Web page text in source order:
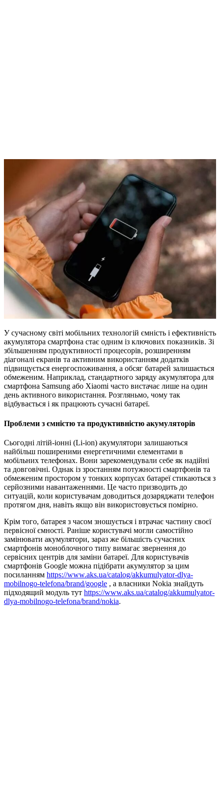
У сучасному світі мобільних технологій ємність і ефективність
акумулятора смартфона стає одним із ключових показників. Зі
збільшенням продуктивності процесорів, розширенням
діагоналі екранів та активним використанням додатків
підвищується енергоспоживання, а обсяг батарей залишається
обмеженим. Наприклад, стандартного заряду акумулятора для
смартфона Samsung або Xiaomi часто вистачає лише на один
день активного використання. Розгляньмо, чому так
відбувається і як працюють сучасні батареї.
Проблеми з ємністю та продуктивністю акумуляторів
Сьогодні літій-іонні (Li-ion) акумулятори залишаються
найбільш поширеними енергетичними елементами в
мобільних телефонах. Вони зарекомендували себе як надійні
та довговічні. Однак із зростанням потужності смартфонів та
обмеженим простором у тонких корпусах батареї стикаються з
серйозними навантаженнями. Це часто призводить до
ситуацій, коли користувачам доводиться дозаряджати телефон
протягом дня, навіть якщо він використовується помірно.
Крім того, батарея з часом зношується і втрачає частину своєї
первісної ємності. Раніше користувачі могли самостійно
замінювати акумулятори, зараз же більшість сучасних
смартфонів моноблочного типу вимагає звернення до
сервісних центрів для заміни батареї. Для користувачів
смартфонів Google можна підібрати акумулятор за цим
посиланням https://www.aks.ua/catalog/akkumulyator-dlya-
mobilnogo-telefona/brand/google , а власники Nokia знайдуть
підходящий модуль тут https://www.aks.ua/catalog/akkumulyator-
dlya-mobilnogo-telefona/brand/nokia.